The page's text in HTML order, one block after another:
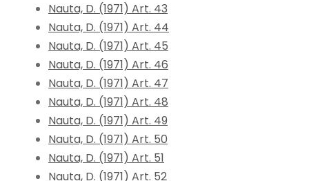
Nauta, D. (1971) Art. 43
Nauta, D. (1971) Art. 44
Nauta, D. (1971) Art. 45
Nauta, D. (1971) Art. 46
Nauta, D. (1971) Art. 47
Nauta, D. (1971) Art. 48
Nauta, D. (1971) Art. 49
Nauta, D. (1971) Art. 50
Nauta, D. (1971) Art. 51
Nauta, D. (1971) Art. 52